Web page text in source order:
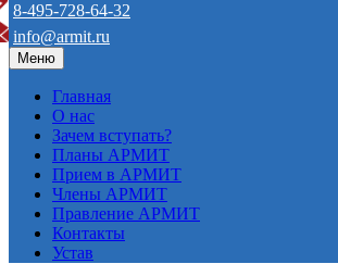
8-495-728-64-32
info@armit.ru
Меню
Главная
О нас
Зачем вступать?
Планы АРМИТ
Прием в АРМИТ
Члены АРМИТ
Правление АРМИТ
Контакты
Устав